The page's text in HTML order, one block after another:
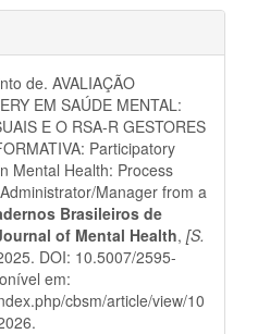
de. AVALIAÇÃO
EM SAÚDE MENTAL:
E O RSA-R GESTORES
Participatory
Mental Health: Process
Manager from a
Brasileiros de
of Mental Health, [S.
DOI: 10.5007/2595-
em:
cbsm/article/view/10